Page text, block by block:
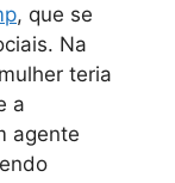
p, que se
Na
teria
a
agente